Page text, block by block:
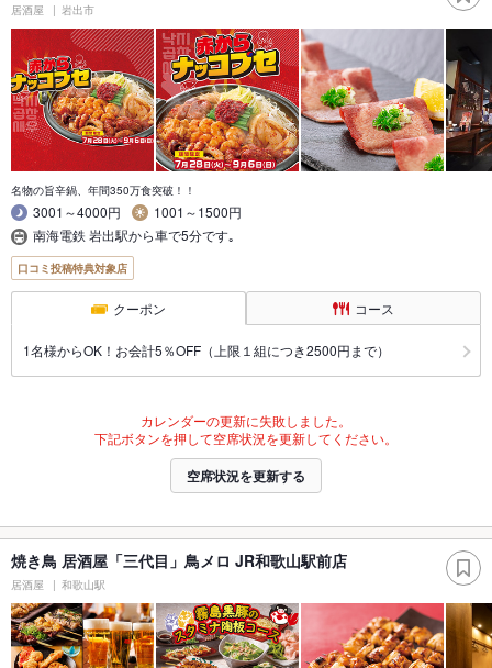
居酒屋 岩出市
名物の旨辛鍋、年間350万食突破！！
3001～4000円
1001～1500円
南海電鉄 岩出駅から車で5分です｡
口コミ投稿特典対象店
クーポン コース
1名様からOK！お会計5％OFF（上限１組につき2500円まで）
カレンダーの更新に失敗しました。
下記ボタンを押して空席状況を更新してください。
空席状況を更新する
焼き鳥 居酒屋「三代目」鳥メロ JR和歌山駅前店
居酒屋 和歌山駅